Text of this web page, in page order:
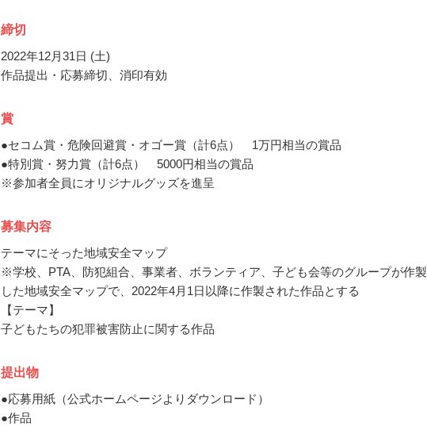
締切
2022年12月31日 (土)
作品提出・応募締切、消印有効
賞
●セコム賞・危険回避賞・オゴー賞（計6点） 1万円相当の賞品
●特別賞・努力賞（計6点） 5000円相当の賞品
※参加者全員にオリジナルグッズを進呈
募集内容
テーマにそった地域安全マップ
※学校、PTA、防犯組合、事業者、ボランティア、子ども会等のグループが作製
した地域安全マップで、2022年4月1日以降に作製された作品とする
【テーマ】
子どもたちの犯罪被害防止に関する作品
提出物
●応募用紙（公式ホームページよりダウンロード）
●作品